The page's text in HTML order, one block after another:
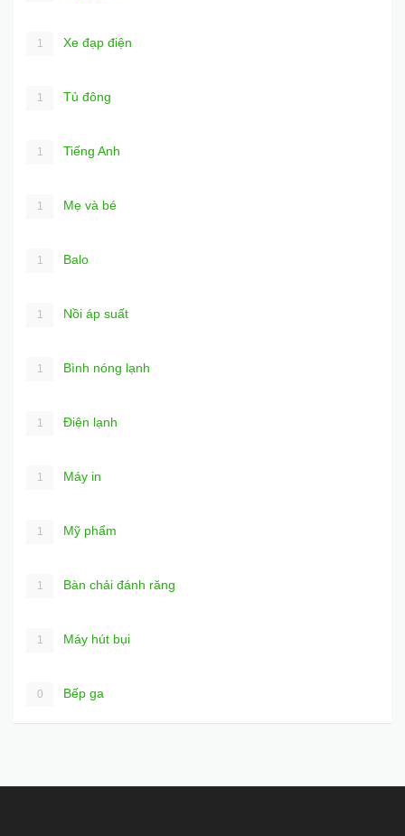
1 Xe đạp điện
1 Tủ đông
1 Tiếng Anh
1 Mẹ và bé
1 Balo
1 Nồi áp suất
1 Bình nóng lạnh
1 Điện lạnh
1 Máy in
1 Mỹ phẩm
1 Bàn chải đánh răng
1 Máy hút bụi
0 Bếp ga